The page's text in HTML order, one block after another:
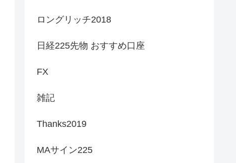
ロングリッチ2018
日経225先物 おすすめ口座
FX
雑記
Thanks2019
MAサイン225